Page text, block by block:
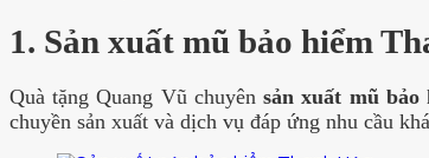
1. Sản xuất mũ bảo hiểm
Quà tặng Quang Vũ chuyênsản xuất mũ bảo
chuyền sản xuất và dịch vụ đáp ứng nhu cầu